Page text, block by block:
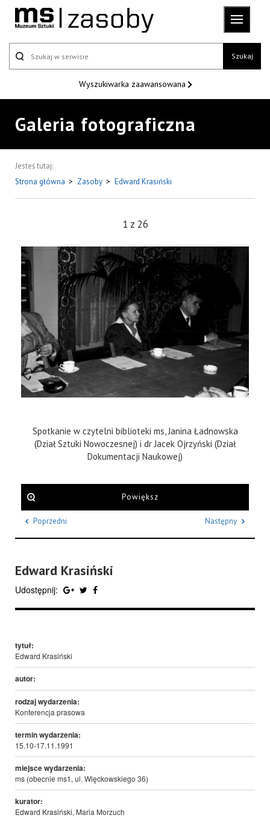
Szukaj
Wyszukiwarka zaawansowana
Galeria fotograficzna
Jesteś tutaj:
Strona główna > Zasoby > Edward Krasiński
1 z 26
Spotkanie w czytelni biblioteki ms, Janina Ładnowska
(Dział Sztuki Nowoczesnej) i dr Jacek Ojrzyński (Dział
Dokumentacji Naukowej)
Powiększ
Poprzedni Następny
Edward Krasiński
Udostępnij:
tytuł:
Edward Krasiński
autor:
rodzaj wydarzenia:
Konferencja prasowa
termin wydarzenia:
15.10-17.11.1991
miejsce wydarzenia:
ms (obecnie ms1, ul. Więckowskiego 36)
kurator:
Edward Krasiński, Maria Morzuch